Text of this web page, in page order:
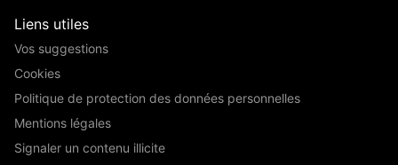
Liens utiles
Vos suggestions
Cookies
Politique de protection des données personnelles
Mentions légales
Signaler un contenu illicite